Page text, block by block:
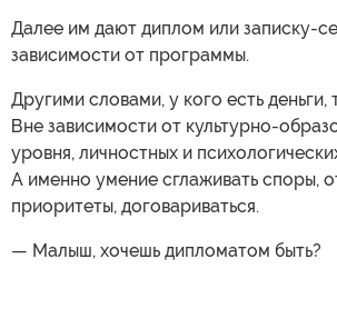
Далее им дают диплом или записку-
зависимости от программы.
Другими словами, у кого есть деньги,
Вне зависимости от культурно-
уровня, личностных и
А именно умение сглаживать споры,
приоритеты, договариваться.
— Малыш, хочешь дипломатом быть?